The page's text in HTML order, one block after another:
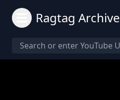
Ragtag Archive